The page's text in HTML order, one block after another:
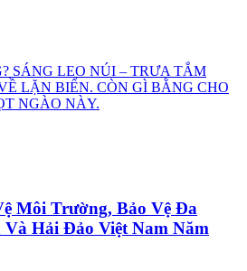
SÁNG LEO NÚI – TRƯA TẮM
LẶN BIỂN. CÒN GÌ BẰNG CHO
NGÀO NÀY.
Môi Trường, Bảo Vệ Đa
Và Hải Đảo Việt Nam Năm